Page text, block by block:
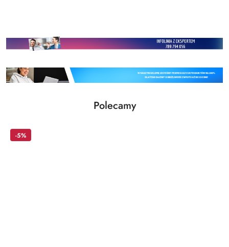
Pomiń karuzelę produktów
Produkty
Polecamy
-5%